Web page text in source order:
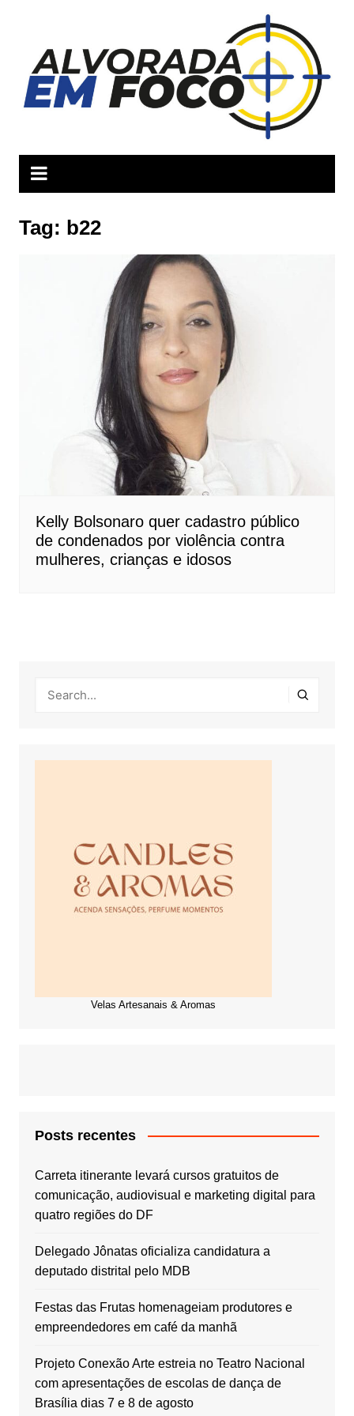
conteúdo
Tag: b22
Kelly Bolsonaro quer cadastro público
de condenados por violência contra
mulheres, crianças e idosos
Velas Artesanais & Aromas
Posts recentes
Carreta itinerante levará cursos gratuitos de
comunicação, audiovisual e marketing digital para
quatro regiões do DF
Delegado Jônatas oficializa candidatura a
deputado distrital pelo MDB
Festas das Frutas homenageiam produtores e
empreendedores em café da manhã
Projeto Conexão Arte estreia no Teatro Nacional
com apresentações de escolas de dança de
Brasília dias 7 e 8 de agosto